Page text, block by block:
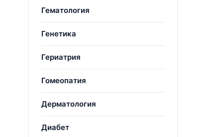
Гематология
Генетика
Гериатрия
Гомеопатия
Дерматология
Диабет